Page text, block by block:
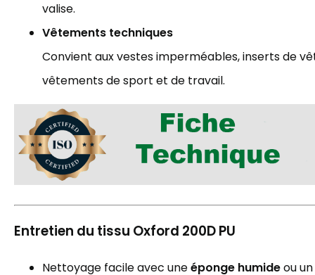
valise.
Vêtements techniques
Convient aux vestes imperméables, inserts de
vêtements de sport et de travail.
Entretien du tissu Oxford 200D PU
Nettoyage facile avec uneéponge humideou